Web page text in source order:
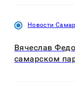
Новости
Вячеслав
самарском